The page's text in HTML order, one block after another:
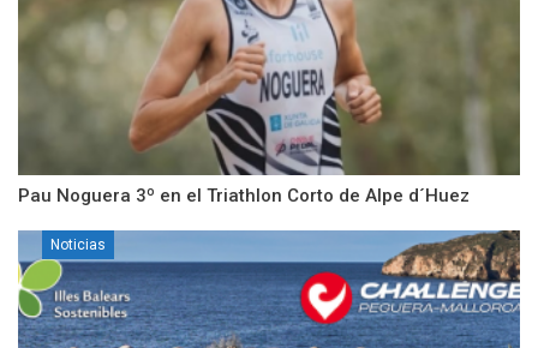
Pau Noguera 3º en el Triathlon Corto de Alpe d´Huez
Noticias